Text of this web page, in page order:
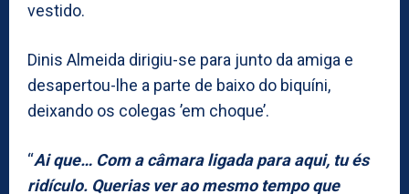
vestido.
Dinis Almeida dirigiu-se para junto da amiga e
desapertou-lhe a parte de baixo do biquíni,
deixando os colegas ’em choque’.
“Ai que… Com a câmara ligada para aqui, tu és
ridículo. Querias ver ao mesmo tempo que